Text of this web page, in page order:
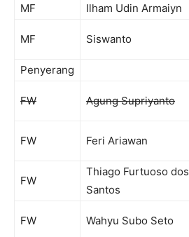
MF
Ilham Udin Armaiyn
MF Siswanto
Penyerang
FW Agung Supriyanto
FW Feri Ariawan
FW
Thiago Furtuoso dos
Santos
FW Wahyu Subo Seto